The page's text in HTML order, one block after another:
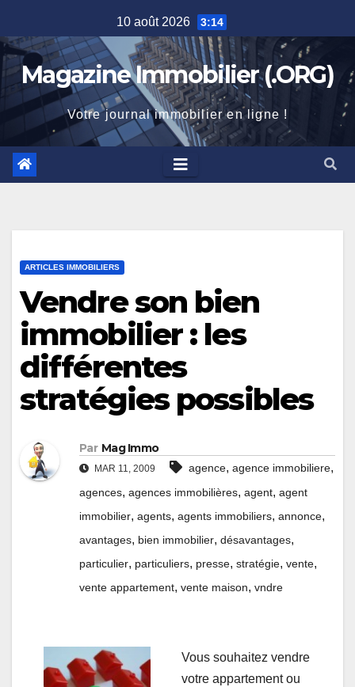
to
content
10 août 2026 3:14
Magazine Immobilier (.ORG)
Votre journal immobilier en ligne !
ARTICLES IMMOBILIERS
Vendre son bien
immobilier : les
différentes
stratégies possibles
Par Mag Immo
MAR 11, 2009 agence, agence immobiliere,
agences, agences immobilières, agent, agent
immobilier, agents, agents immobiliers, annonce,
avantages, bien immobilier, désavantages,
particulier, particuliers, presse, stratégie, vente,
vente appartement, vente maison, vndre
Vous souhaitez vendre
votre appartement ou